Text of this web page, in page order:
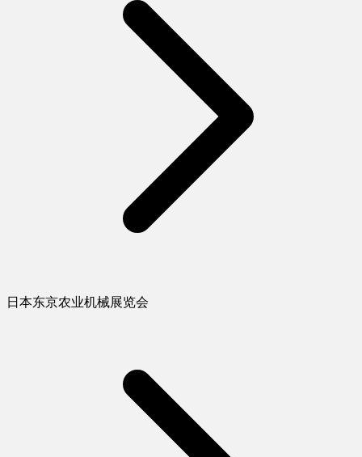
日本东京农业机械展览会